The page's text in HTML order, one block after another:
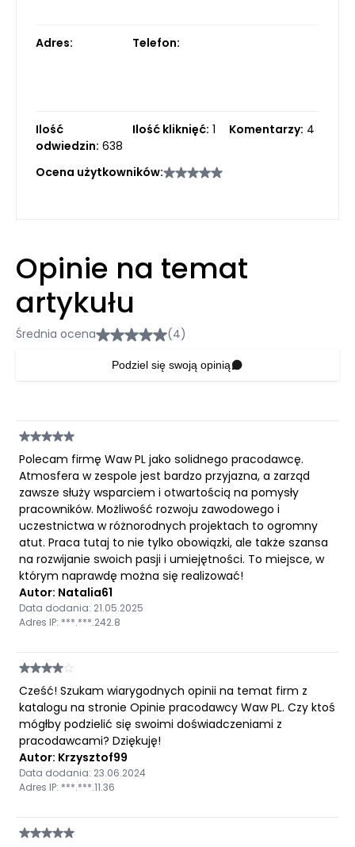
Adres: Telefon:
Ilość
odwiedzin: 638
Ilość kliknięć: 1 Komentarzy: 4
Ocena użytkowników:
Opinie na temat
artykułu
Średnia ocena (4)
Podziel się swoją opinią
Polecam firmę Waw PL jako solidnego pracodawcę.
Atmosfera w zespole jest bardzo przyjazna, a zarząd
zawsze służy wsparciem i otwartością na pomysły
pracowników. Możliwość rozwoju zawodowego i
uczestnictwa w różnorodnych projektach to ogromny
atut. Praca tutaj to nie tylko obowiązki, ale także szansa
na rozwijanie swoich pasji i umiejętności. To miejsce, w
którym naprawdę można się realizować!
Autor: Natalia61
Data dodania: 21.05.2025
Adres IP: ***.***.242.8
Cześć! Szukam wiarygodnych opinii na temat firm z
katalogu na stronie Opinie pracodawcy Waw PL. Czy ktoś
mógłby podzielić się swoimi doświadczeniami z
pracodawcami? Dziękuję!
Autor: Krzysztof99
Data dodania: 23.06.2024
Adres IP: ***.***.11.36